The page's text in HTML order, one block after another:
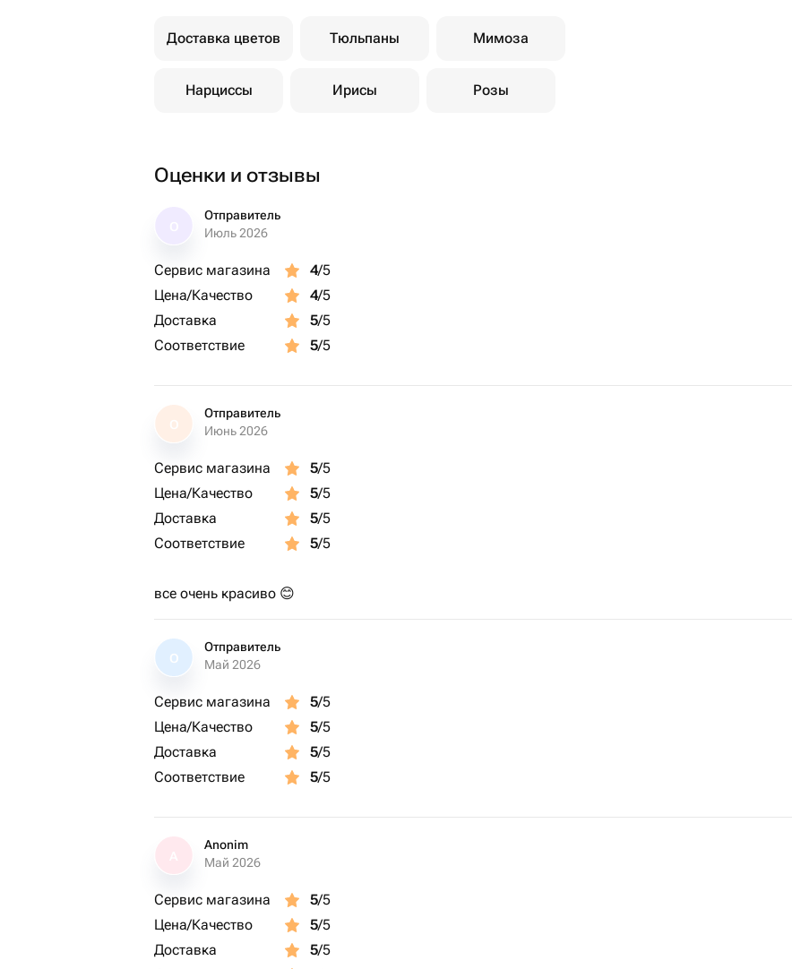
Доставка цветов Тюльпаны Мимоза
Нарциссы Ирисы Розы
Оценки и отзывы
Отправитель
Июль 2026
Сервис магазина 4/5
Цена/Качество
4/5
Доставка
5/5
Соответствие
5/5
О
Отправитель
Июнь 2026
Сервис магазина 5/5
Цена/Качество
5/5
Доставка
5/5
Соответствие
5/5
все очень красиво 😊
О
Отправитель
Май 2026
Сервис магазина 5/5
Цена/Качество
5/5
Доставка
5/5
Соответствие
5/5
Anonim
Май 2026
Сервис магазина 5/5
Цена/Качество
5/5
Доставка
5/5